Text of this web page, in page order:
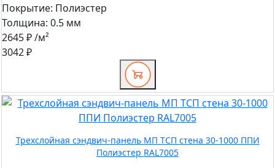
Покрытие: Полиэстер
Толщина: 0.5 мм
2645 ₽/м²
3042 ₽
Трехслойная сэндвич-панель МП ТСП стена 30-1000 ППИ
Полиэстер RAL7005